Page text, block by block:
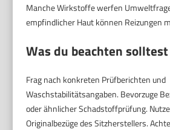
Manche Wirkstoffe werfen
empfindlicher Haut können Reizungen
Was du beachten solltest
Frag nach konkreten Prüfberichten und
Waschstabilitätsangaben. Bevorzuge
oder ähnlicher Schadstoffprüfung.
Originalbezüge des Sitzherstellers.